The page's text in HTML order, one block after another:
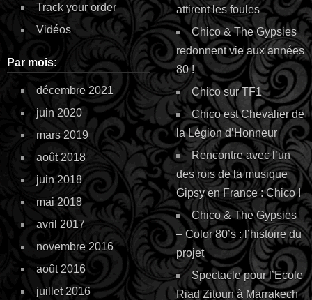
Track your order
Vidéos
Par mois:
décembre 2021
juin 2020
mars 2019
août 2018
juin 2018
mai 2018
avril 2017
novembre 2016
août 2016
juillet 2016
attirent les foules
Chico & The Gypsies
redonnent vie aux années
80 !
Chico sur TF1
Chico est Chevalier de
la Légion d’Honneur
Rencontre avec l’un
des rois de la musique
Gipsy en France : Chico !
Chico & The Gypsies
– Color 80’s : l’histoire du
projet
Spectacle pour l’Ecole
Riad Zitoun à Marrakech